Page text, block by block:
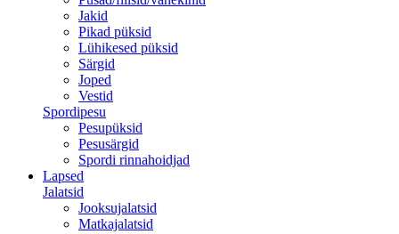
Jakid
Pikad püksid
Lühikesed püksid
Särgid
Joped
Vestid
Spordipesu
Pesupüksid
Pesusärgid
Spordi rinnahoidjad
Lapsed
Jalatsid
Jooksujalatsid
Matkajalatsid